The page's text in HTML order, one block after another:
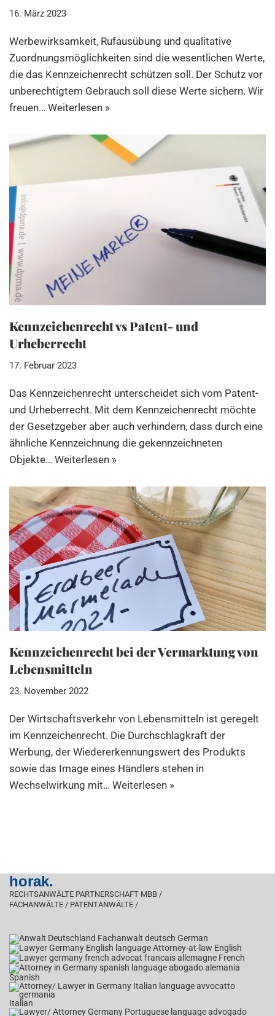
16. März 2023
Werbewirksamkeit, Rufausübung und qualitative
Zuordnungsmöglichkeiten sind die wesentlichen Werte,
die das Kennzeichenrecht schützen soll. Der Schutz vor
unberechtigtem Gebrauch soll diese Werte sichern. Wir
freuen… Weiterlesen »
Kennzeichenrecht vs Patent- und
Urheberrecht
17. Februar 2023
Das Kennzeichenrecht unterscheidet sich vom Patent-
und Urheberrecht. Mit dem Kennzeichenrecht möchte
der Gesetzgeber aber auch verhindern, dass durch eine
ähnliche Kennzeichnung die gekennzeichneten
Objekte… Weiterlesen »
Kennzeichenrecht bei der Vermarktung von
Lebensmitteln
23. November 2022
Der Wirtschaftsverkehr von Lebensmitteln ist geregelt
im Kennzeichenrecht. Die Durchschlagkraft der
Werbung, der Wiedererkennungswert des Produkts
sowie das Image eines Händlers stehen in
Wechselwirkung mit… Weiterlesen »
horak.
RECHTSANWÄLTE PARTNERSCHAFT MBB /
FACHANWÄLTE / PATENTANWÄLTE /
German
English
French
Spanish
Italian